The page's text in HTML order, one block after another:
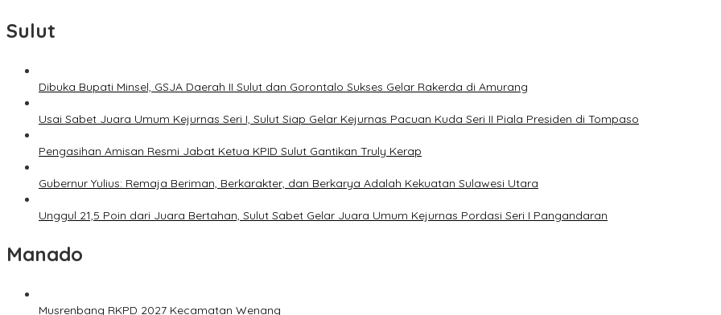
Sulut
Dibuka Bupati Minsel, GSJA Daerah II Sulut dan Gorontalo Sukses Gelar Rakerda di Amurang
Usai Sabet Juara Umum Kejurnas Seri I, Sulut Siap Gelar Kejurnas Pacuan Kuda Seri II Piala Presiden di Tompaso
Pengasihan Amisan Resmi Jabat Ketua KPID Sulut Gantikan Truly Kerap
Gubernur Yulius: Remaja Beriman, Berkarakter, dan Berkarya Adalah Kekuatan Sulawesi Utara
Unggul 21,5 Poin dari Juara Bertahan, Sulut Sabet Gelar Juara Umum Kejurnas Pordasi Seri I Pangandaran
Manado
Musrenbang RKPD 2027 Kecamatan Wenang